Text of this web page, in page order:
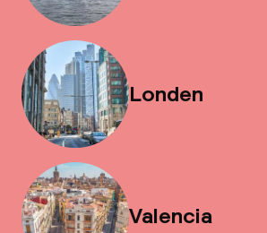
Londen
Valencia